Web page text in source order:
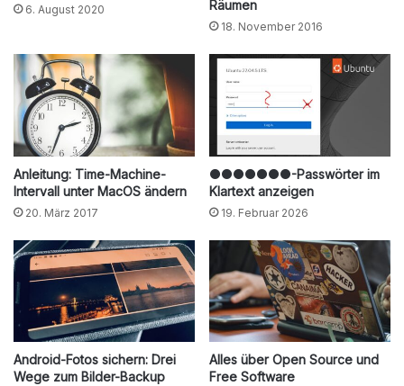
6. August 2020
Räumen
18. November 2016
Anleitung: Time-Machine-
Intervall unter MacOS ändern
20. März 2017
●●●●●●●-Passwörter im
Klartext anzeigen
19. Februar 2026
Android-Fotos sichern: Drei
Wege zum Bilder-Backup
Alles über Open Source und
Free Software